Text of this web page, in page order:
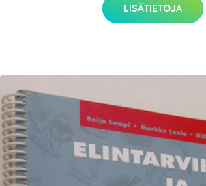
LISÄTIETOJA